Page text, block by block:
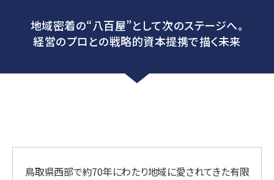
地域密着の“八百屋”として次のステージへ。
経営のプロとの戦略的資本提携で描く未来
鳥取県西部で約70年にわたり地域に愛されてきた有限